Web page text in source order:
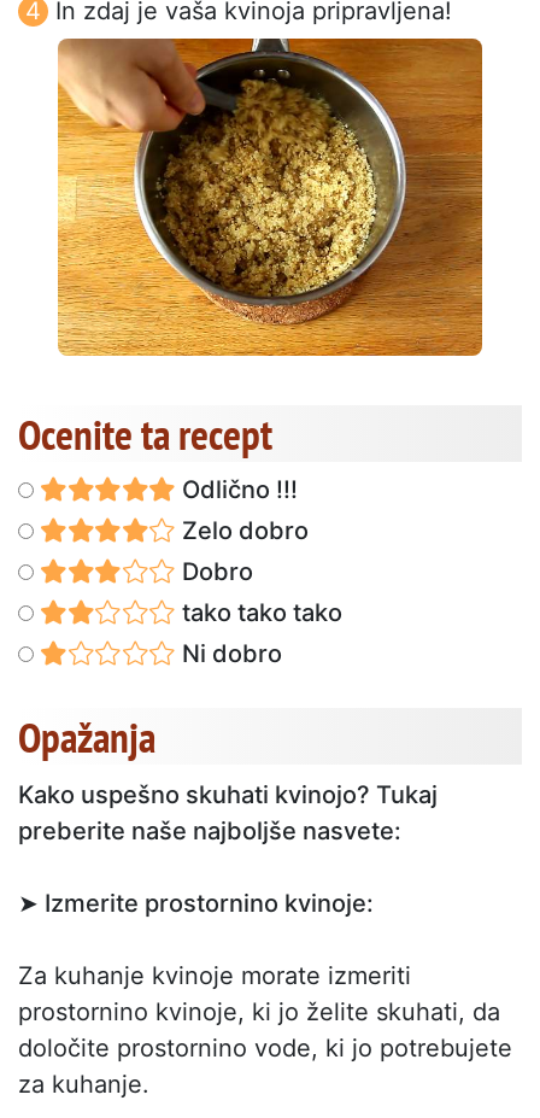
In zdaj je vaša kvinoja pripravljena!
Ocenite ta recept
Odlično !!!
Zelo dobro
Dobro
tako tako tako
Ni dobro
Opažanja
Kako uspešno skuhati kvinojo? Tukaj
preberite naše najboljše nasvete:
➤ Izmerite prostornino kvinoje:
Za kuhanje kvinoje morate izmeriti
prostornino kvinoje, ki jo želite skuhati, da
določite prostornino vode, ki jo potrebujete
za kuhanje.